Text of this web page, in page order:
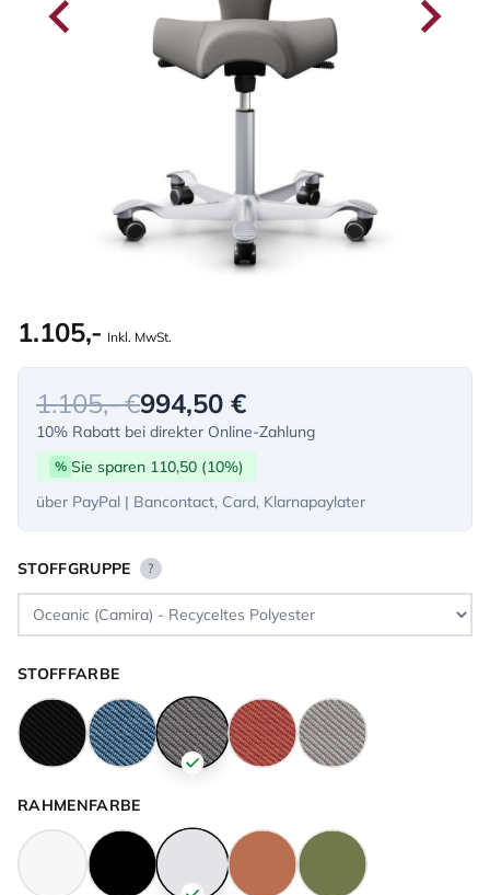
1.105,- Inkl. MwSt.
1.105,- €994,50 €
10% Rabatt bei direkter Online-Zahlung
% Sie sparen 110,50 (10%)
über PayPal | Bancontact, Card, Klarnapaylater
STOFFGRUPPE ?
STOFFFARBE
RAHMENFARBE